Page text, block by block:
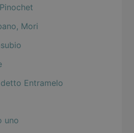
Mori
Entramelo
uno